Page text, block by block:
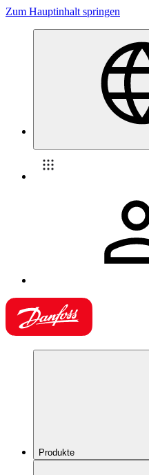
Zum Hauptinhalt springen
Produkte